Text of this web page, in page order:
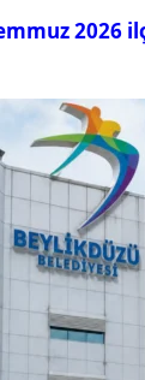
2026